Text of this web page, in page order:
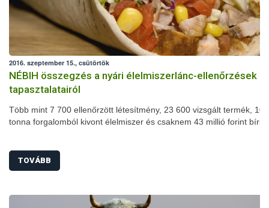
2016. szeptember 15., csütörtök
NÉBIH összegzés a nyári élelmiszerlánc-ellenőrzések
tapasztalatairól
Több mint 7 700 ellenőrzött létesítmény, 23 600 vizsgált termék, 102
tonna forgalomból kivont élelmiszer és csaknem 43 millió forint
javulást tapasztaltak a szakemberek: jelentősen csökkent például a
higiéniai hiányosságok és a fogyasztásra alkalmatlan termékek
TOVÁBB